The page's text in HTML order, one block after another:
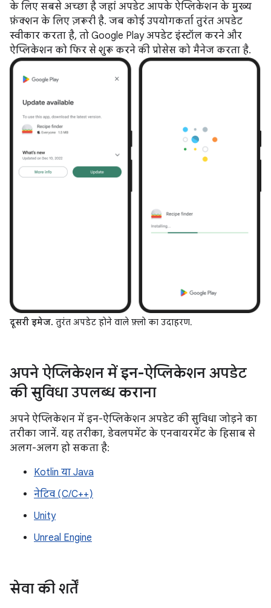
के लिए सबसे अच्छा है जहां अपडेट आपके ऐप्लिकेशन के मुख्य
फ़ंक्शन के लिए ज़रूरी है. जब कोई उपयोगकर्ता तुरंत अपडेट
स्वीकार करता है, तो Google Play अपडेट इंस्टॉल करने और
ऐप्लिकेशन को फिर से शुरू करने की प्रोसेस को मैनेज करता है.
दूसरी इमेज. तुरंत अपडेट होने वाले फ़्लो का उदाहरण.
अपने ऐप्लिकेशन में इन-ऐप्लिकेशन अपडेट
की सुविधा उपलब्ध कराना
अपने ऐप्लिकेशन में इन-ऐप्लिकेशन अपडेट की सुविधा जोड़ने का
तरीका जानें. यह तरीका, डेवलपमेंट के एनवायरमेंट के हिसाब से
अलग-अलग हो सकता है:
Kotlin या Java
नेटिव (C/C++)
Unity
Unreal Engine
सेवा की शर्तें